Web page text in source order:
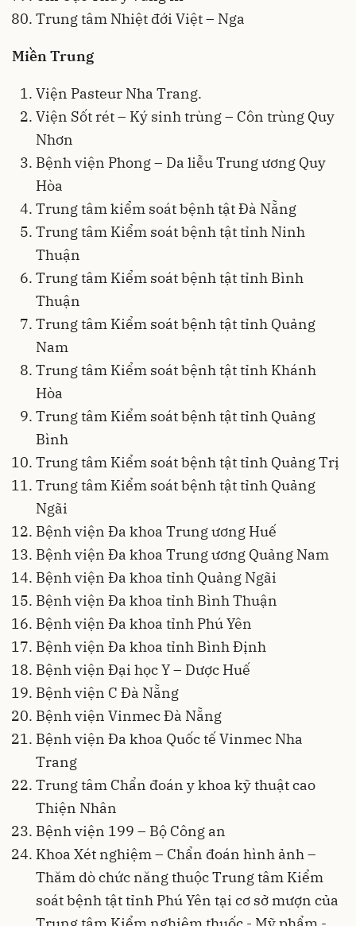
Trung tâm Nhiệt đới Việt – Nga
Miền Trung
Viện Pasteur Nha Trang.
Viện Sốt rét – Ký sinh trùng – Côn trùng Quy
Nhơn
Bệnh viện Phong – Da liễu Trung ương Quy
Hòa
Trung tâm kiểm soát bệnh tật Đà Nẵng
Trung tâm Kiểm soát bệnh tật tỉnh Ninh
Thuận
Trung tâm Kiểm soát bệnh tật tỉnh Bình
Thuận
Trung tâm Kiểm soát bệnh tật tỉnh Quảng
Nam
Trung tâm Kiểm soát bệnh tật tỉnh Khánh
Hòa
Trung tâm Kiểm soát bệnh tật tỉnh Quảng
Bình
Trung tâm Kiểm soát bệnh tật tỉnh Quảng Trị
Trung tâm Kiểm soát bệnh tật tỉnh Quảng
Ngãi
Bệnh viện Đa khoa Trung ương Huế
Bệnh viện Đa khoa Trung ương Quảng Nam
Bệnh viện Đa khoa tỉnh Quảng Ngãi
Bệnh viện Đa khoa tỉnh Bình Thuận
Bệnh viện Đa khoa tỉnh Phú Yên
Bệnh viện Đa khoa tỉnh Bình Định
Bệnh viện Đại học Y – Dược Huế
Bệnh viện C Đà Nẵng
Bệnh viện Vinmec Đà Nẵng
Bệnh viện Đa khoa Quốc tế Vinmec Nha
Trang
Trung tâm Chẩn đoán y khoa kỹ thuật cao
Thiện Nhân
Bệnh viện 199 – Bộ Công an
Khoa Xét nghiệm – Chẩn đoán hình ảnh –
Thăm dò chức năng thuộc Trung tâm Kiểm
soát bệnh tật tỉnh Phú Yên tại cơ sở mượn của